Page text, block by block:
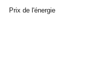
Prix de l'énergie